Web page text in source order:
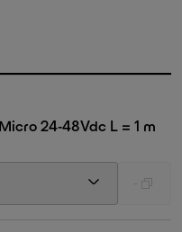
24-48Vdc L = 1 m